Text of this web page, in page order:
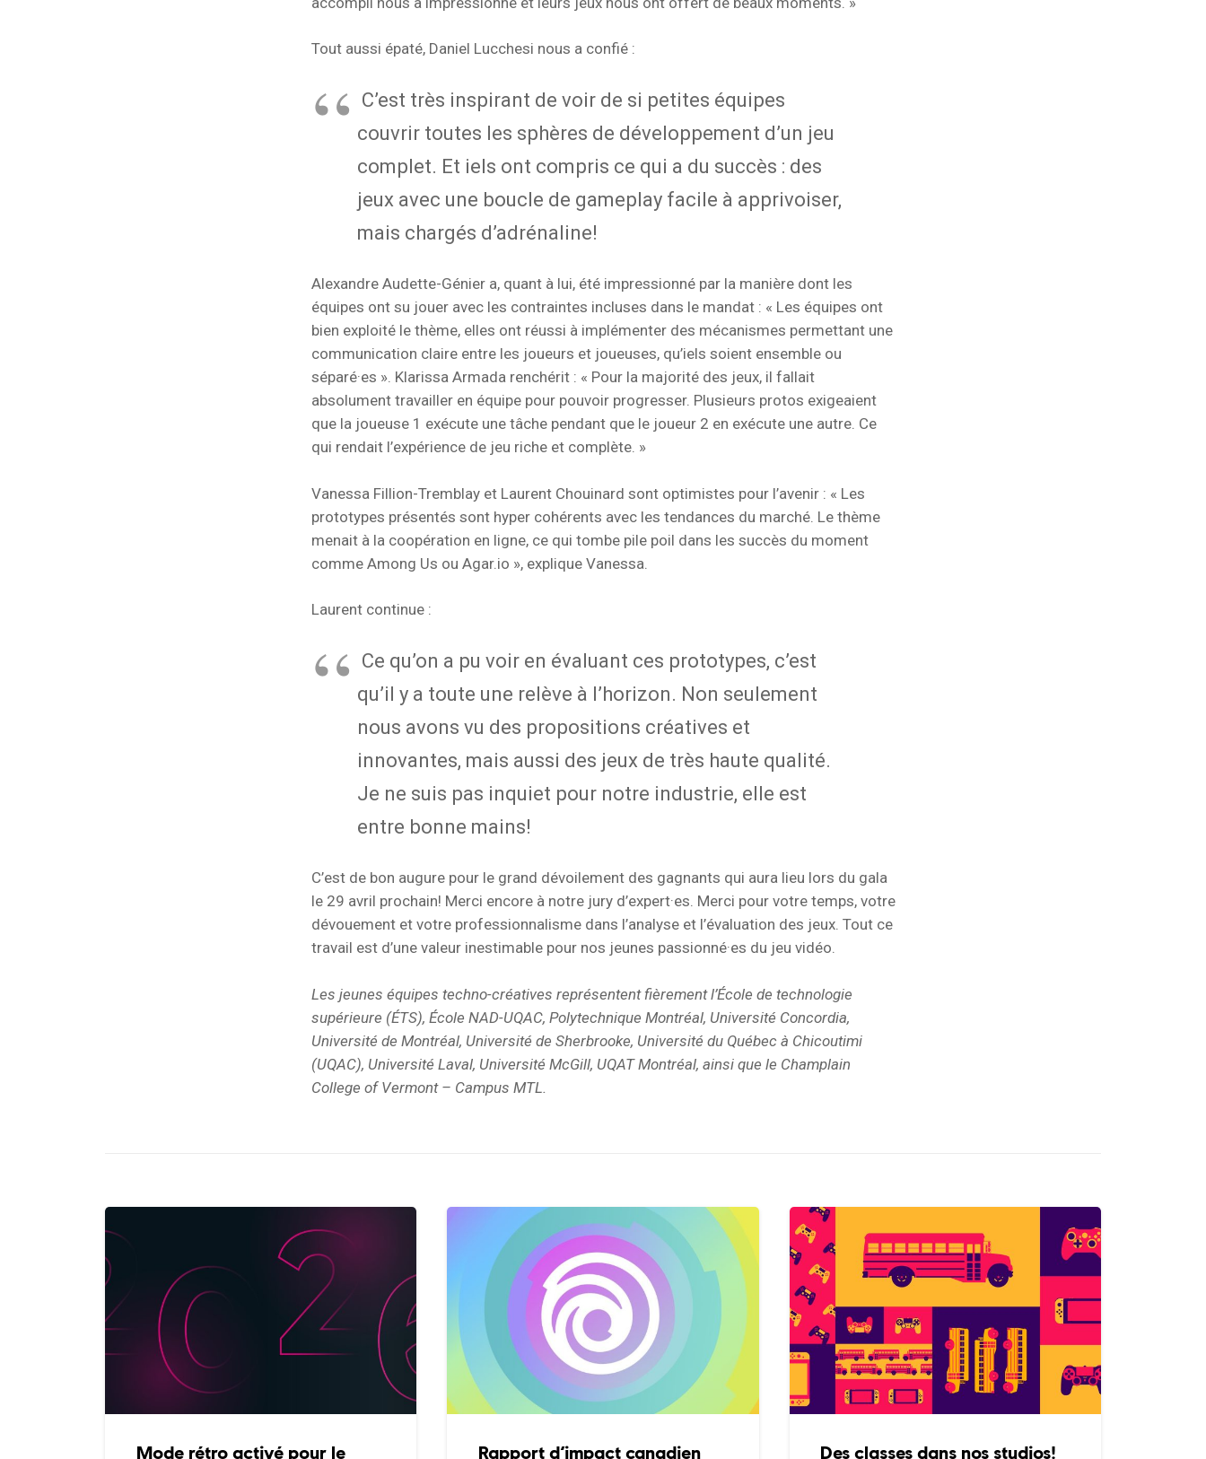
Tout aussi épaté, Daniel Lucchesi nous a confié :
C’est très inspirant de voir de si petites équipes
couvrir toutes les sphères de développement d’un jeu
complet. Et iels ont compris ce qui a du succès : des
jeux avec une boucle de gameplay facile à apprivoiser,
mais chargés d’adrénaline!
Alexandre Audette-Génier a, quant à lui, été impressionné par la manière dont les
équipes ont su jouer avec les contraintes incluses dans le mandat : « Les équipes ont
bien exploité le thème, elles ont réussi à implémenter des mécanismes permettant une
communication claire entre les joueurs et joueuses, qu’iels soient ensemble ou
séparé·es ». Klarissa Armada renchérit : « Pour la majorité des jeux, il fallait
absolument travailler en équipe pour pouvoir progresser. Plusieurs protos exigeaient
que la joueuse 1 exécute une tâche pendant que le joueur 2 en exécute une autre. Ce
qui rendait l’expérience de jeu riche et complète. »
Vanessa Fillion-Tremblay et Laurent Chouinard sont optimistes pour l’avenir : « Les
prototypes présentés sont hyper cohérents avec les tendances du marché. Le thème
menait à la coopération en ligne, ce qui tombe pile poil dans les succès du moment
comme Among Us ou Agar.io », explique Vanessa.
Laurent continue :
Ce qu’on a pu voir en évaluant ces prototypes, c’est
qu’il y a toute une relève à l’horizon. Non seulement
nous avons vu des propositions créatives et
innovantes, mais aussi des jeux de très haute qualité.
Je ne suis pas inquiet pour notre industrie, elle est
entre bonne mains!
C’est de bon augure pour le grand dévoilement des gagnants qui aura lieu lors du gala
le 29 avril prochain! Merci encore à notre jury d’expert·es. Merci pour votre temps, votre
dévouement et votre professionnalisme dans l’analyse et l’évaluation des jeux. Tout ce
travail est d’une valeur inestimable pour nos jeunes passionné·es du jeu vidéo.
Les jeunes équipes techno-créatives représentent fièrement l’École de technologie
supérieure (ÉTS), École NAD-UQAC, Polytechnique Montréal, Université Concordia,
Université de Montréal, Université de Sherbrooke, Université du Québec à Chicoutimi
(UQAC), Université Laval, Université McGill, UQAT Montréal, ainsi que le Champlain
College of Vermont – Campus MTL.
Mode rétro activé pour le Rapport d’impact canadien Des classes dans nos studios!